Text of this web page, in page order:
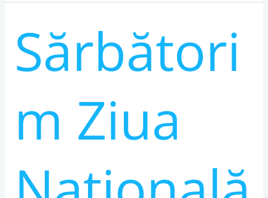
Sărbători
m Ziua
Ziua
Națională
a
Madrid,
cu
produse